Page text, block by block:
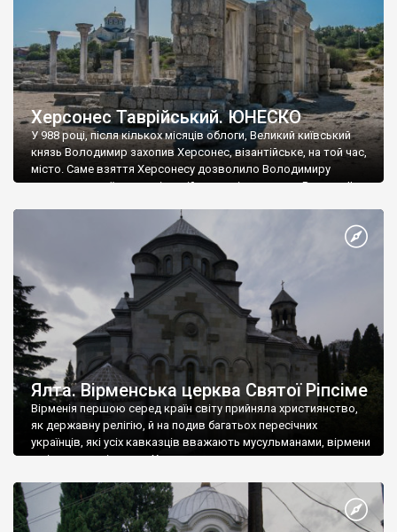
Херсонес Таврійський. ЮНЕСКО
У 988 році, після кількох місяців облоги, Великий київський
князь Володимир захопив Херсонес, візантійське, на той час,
місто. Саме взяття Херсонесу дозволило Володимиру
диктувати свої умови візантійському імператору Василю ІІ, та
Херсонесі Володимир-язичник, став Василем-християнином.
А потім було Хрещення Русі. На честь Херсонесу Таврійського
Ялта. Вірменська церква Святої Ріпсіме
Вірменія першою серед країн світу прийняла християнство,
як державну релігію, й на подив багатьох пересічних
українців, які усіх кавказців вважають мусульманами, вірмени
є відданими вірянами Христа